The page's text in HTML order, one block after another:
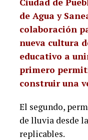
de Agua y
colaboración
nueva cultura
educativo a
primero
construir una
El segundo,
de lluvia desde
replicables.